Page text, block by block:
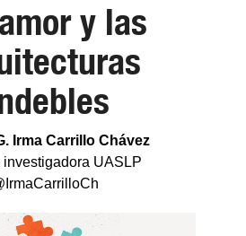
y las
Irma Carrillo Chávez
investigadora UASLP